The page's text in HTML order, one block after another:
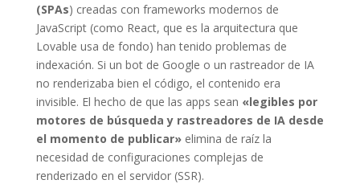
(SPAs) creadas con frameworks modernos de
JavaScript (como React, que es la arquitectura que
Lovable usa de fondo) han tenido problemas de
indexación. Si un bot de Google o un rastreador de IA
no renderizaba bien el código, el contenido era
invisible. El hecho de que las apps sean «legibles por
motores de búsqueda y rastreadores de IA desde
el momento de publicar»elimina de raíz la
necesidad de configuraciones complejas de
renderizado en el servidor (SSR).